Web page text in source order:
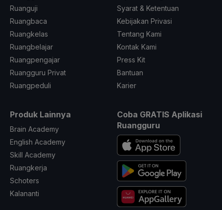
Ruanguji
Ruangbaca
Ruangkelas
Ruangbelajar
Ruangpengajar
Ruangguru Privat
Ruangpeduli
Syarat & Ketentuan
Kebijakan Privasi
Tentang Kami
Kontak Kami
Press Kit
Bantuan
Karier
Produk Lainnya
Brain Academy
English Academy
Skill Academy
Ruangkerja
Schoters
Kalananti
Coba GRATIS Aplikasi
Ruangguru